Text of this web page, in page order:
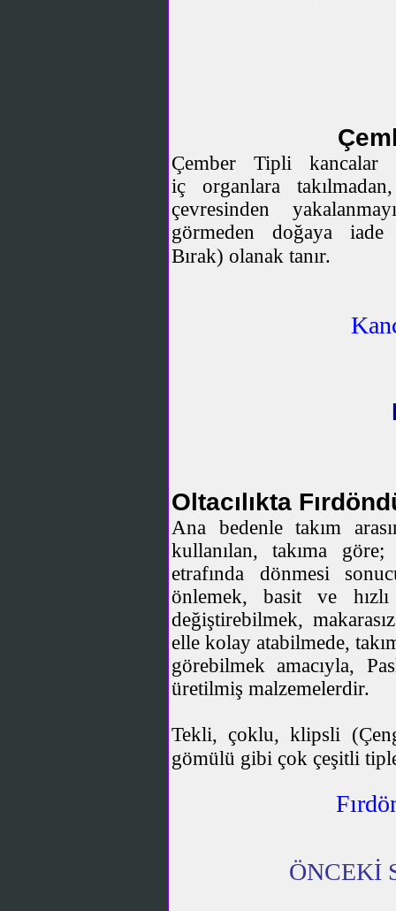
Çember Tipli kancalar
iç organlara
çevresinden
görmeden doğaya iade
Bırak) olanak tanır.
Oltacılıkta
Ana bedenle takım
kullanılan, takıma
etrafında dönmesi
önlemek, basit ve
değiştirebilmek,
elle kolay atabilmede,
görebilmek amacıyla,
üretilmiş malzemelerdir.
Tekli, çoklu, klipsli
gömülü gibi çok çeşitli
ÖNCEKİ